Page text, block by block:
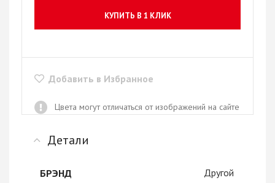
КУПИТЬ В 1 КЛИК
Добавить в Избранное
Цвета могут отличаться от изображений на сайте
Детали
БРЭНД Другой